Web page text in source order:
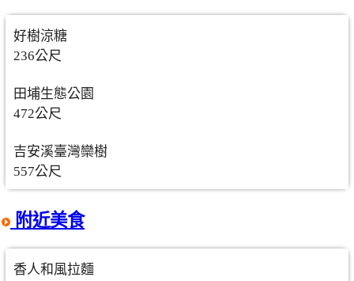
好樹涼糖
236公尺
田埔生態公園
472公尺
吉安溪臺灣欒樹
557公尺
附近美食
香人和風拉麵